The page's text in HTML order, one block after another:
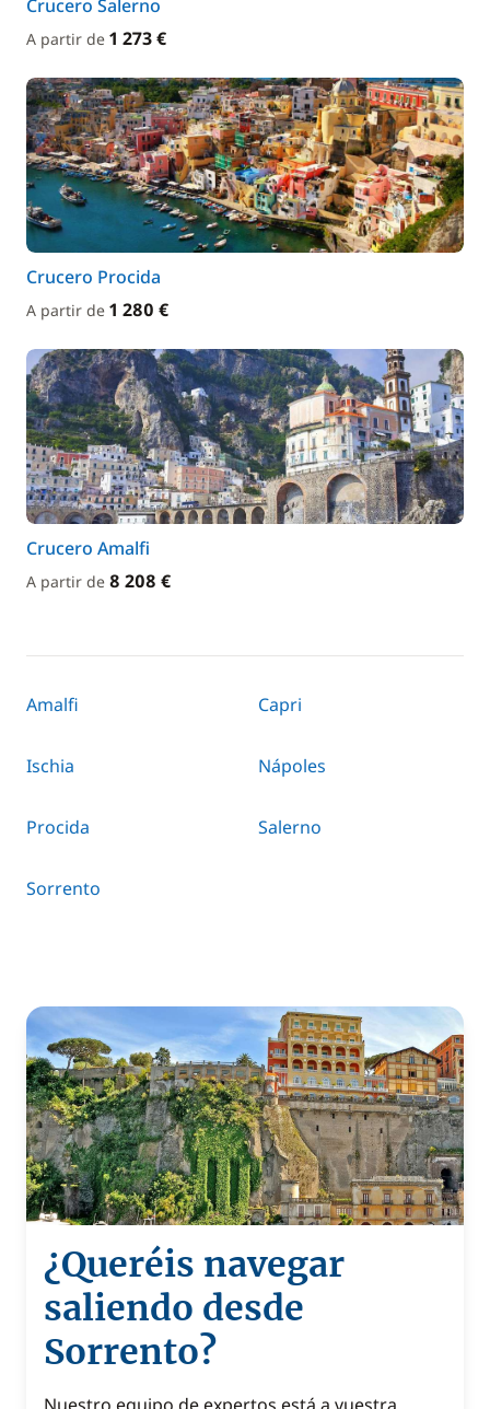
Crucero Salerno
A partir de 1 273 €
Crucero Procida
A partir de 1 280 €
Crucero Amalfi
A partir de 8 208 €
Amalfi Capri
Ischia Nápoles
Procida Salerno
Sorrento
¿Queréis navegar
saliendo desde
Sorrento?